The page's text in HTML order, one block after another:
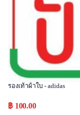
รองเท้าผ้าใบ - adidas
฿ 100.00